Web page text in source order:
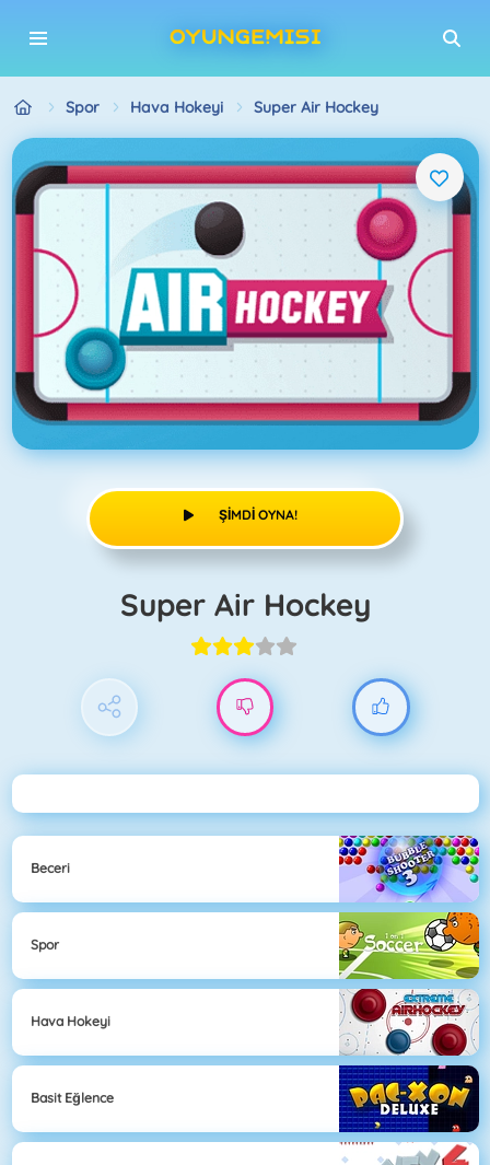
Spor Hava Hokeyi Super Air Hockey
ŞIMDI OYNA!
Super Air Hockey
Beceri
Spor
Hava Hokeyi
Basit Eğlence